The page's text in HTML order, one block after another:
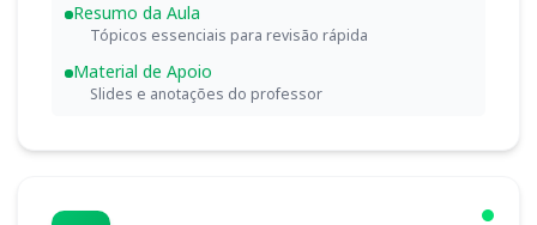
Resumo da Aula
Tópicos essenciais para revisão rápida
Material de Apoio
Slides e anotações do professor